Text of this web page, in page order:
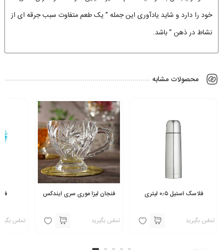
خود را دارد و شاید یادآوری این جمله ” یک طعم متفاوت سبب جرقه ای از
نشاط در ذهن ” باشد.
محصولات مشابه
فلاسک استیل ۰٫۵ لیتری
تماس بگیرید
فنجان لیزا موری سری ایندکس
تماس بگیرید تماس